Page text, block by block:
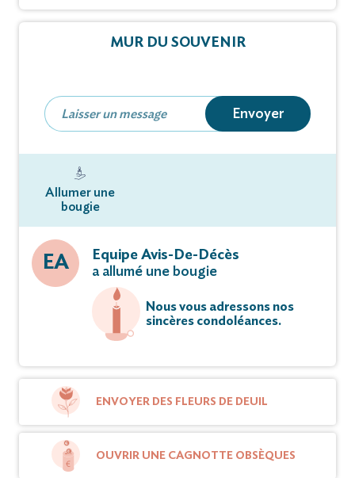
Crémation à VIDAUBAN
condoléances et témoignages sur ce site.
MUR DU SOUVENIR
Envoyer
Allumer une
bougie
EA
Equipe Avis-De-Décès
a allumé une bougie
Nous vous adressons nos
sincères condoléances.
ENVOYER DES FLEURS DE DEUIL
OUVRIR UNE CAGNOTTE OBSÈQUES